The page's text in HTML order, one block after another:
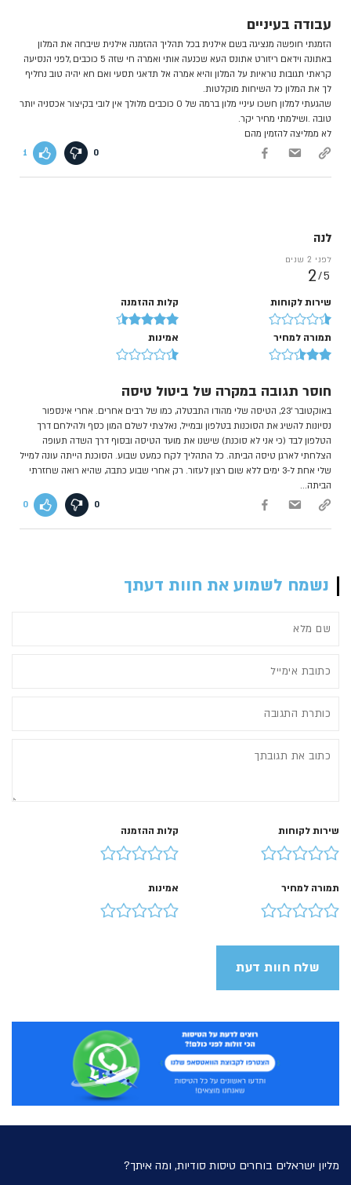
עבודה בעיניים
הזמנתי חופשה מנציגה בשם אילנית בכל תהליך ההזמנה אילנית שיבחה את המלון
באתונה וידאם ריזורט אתונס העא שכנעה אותי ואמרה חי שזה 5 כוכבים ,לפני הנסיעה
קראתי תגובות נוראיות על המלון והיא אמרה אל תדאגי תסעי ואם חא יהיה טוב נחליף
לך את המלון כל השיחות מוקלטות.
שהגעתי למלון חשכו עיניי מלון ברמה של 0 כוכבים מלולך אין לובי בקיצור אכסניה יותר
טובה .ושילמתי מחיר יקר.
לא ממליצה להזמין מהם
1 0
לנה
לפני 2 שנים
5/
2
שירות לקוחות קלות ההזמנה
תמורה למחיר אמינות
חוסר תגובה במקרה של ביטול טיסה
באוקטובר '23, הטיסה שלי מהודו התבטלה, כמו של רבים אחרים. אחרי אינספור
נסיונות להשיג את הסוכנות בטלפון ובמייל, נאלצתי לשלם המון כסף ולהילחם דרך
הטלפון לבד (כי אני לא סוכנת) שישנו את מועד הטיסה ובסוף דרך השדה תעופה
הצלחתי לארגן טיסה הביתה. כל התהליך לקח כמעט שבוע. הסוכנת הייתה עונה למייל
שלי אחת ל-3 ימים ללא שום רצון לעזור. רק אחרי שבוע כתבה, שהיא רואה שחזרתי
הביתה...
0 0
נשמח לשמוע את חוות דעתך
שירות לקוחות קלות ההזמנה
תמורה למחיר אמינות
מליון ישראלים בוחרים טיסות סודיות, ומה איתך?